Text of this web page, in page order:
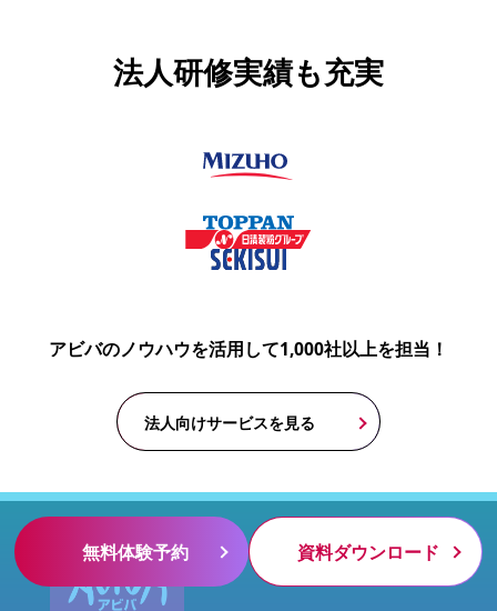
法人研修実績も充実
アビバのノウハウを活用して1,000社以上を担当！
法人向けサービスを見る
無料体験予約 資料ダウンロード